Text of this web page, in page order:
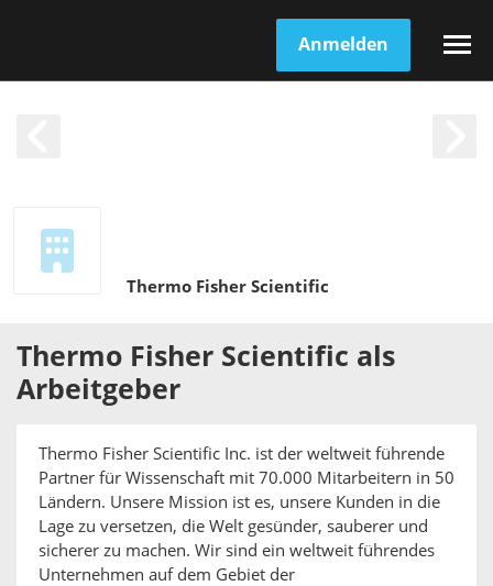
Anmelden
Thermo Fisher Scientific
Thermo Fisher Scientific als
Arbeitgeber
Thermo Fisher Scientific Inc. ist der weltweit führende
Partner für Wissenschaft mit 70.000 Mitarbeitern in 50
Ländern. Unsere Mission ist es, unsere Kunden in die
Lage zu versetzen, die Welt gesünder, sauberer und
sicherer zu machen. Wir sind ein weltweit führendes
Unternehmen auf dem Gebiet der